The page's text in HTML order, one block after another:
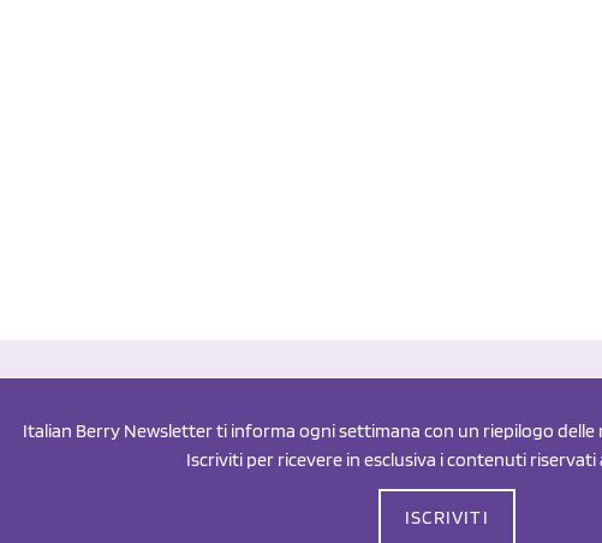
Italian Berry Newsletter ti informa ogni settimana con un riepilogo
Iscriviti per ricevere in esclusiva i contenuti riservati
ISCRIVITI